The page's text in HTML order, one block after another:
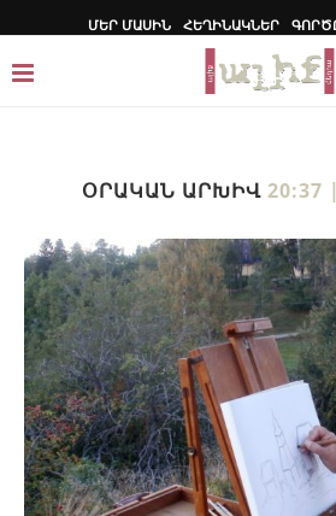
ՄԵՐ ՄԱՍԻՆ ՀԵՂԻՆԱԿՆԵՐ
ՕՐԱԿԱՆ ԱՐԽԻՎ 20:37